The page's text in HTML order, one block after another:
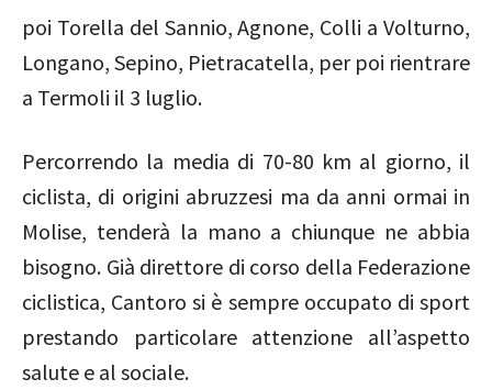
poi Torella del Sannio, Agnone, Colli a Volturno,
Longano, Sepino, Pietracatella, per poi rientrare
a Termoli il 3 luglio.
Percorrendo la media di 70-80 km al giorno, il
ciclista, di origini abruzzesi ma da anni ormai in
Molise, tenderà la mano a chiunque ne abbia
bisogno. Già direttore di corso della Federazione
ciclistica, Cantoro si è sempre occupato di sport
prestando particolare attenzione all’aspetto
salute e al sociale.